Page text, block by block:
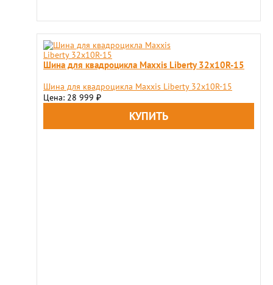
Шина для квадроцикла Maxxis Liberty 32x10R-15
Шина для квадроцикла Maxxis Liberty 32x10R-15
Цена: 28 999 ₽